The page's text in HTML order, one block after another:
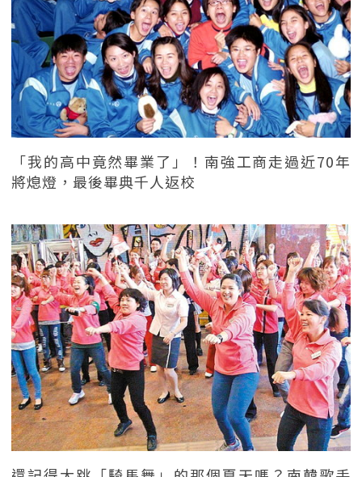
「我的高中竟然畢業了」！南強工商走過近70年
將熄燈，最後畢典千人返校